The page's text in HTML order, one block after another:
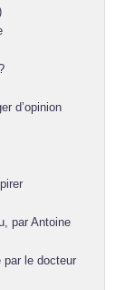
d’opinion
par Antoine
par le docteur